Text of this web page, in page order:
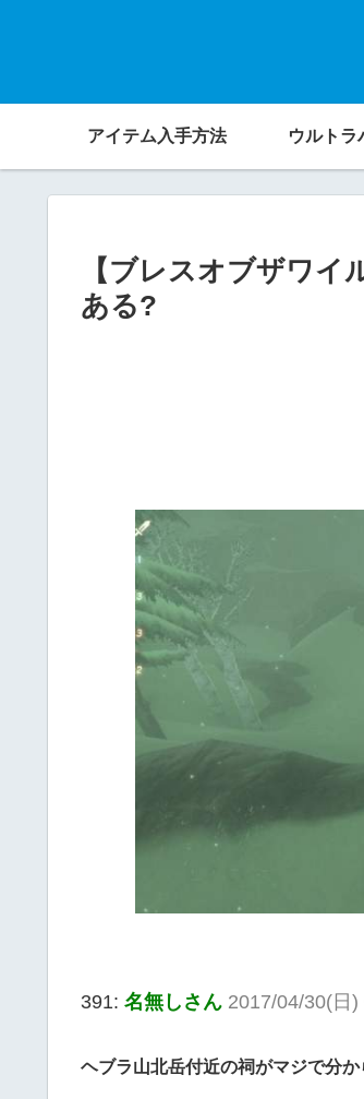
アイテム入手方法 ウルトラ
【ブレスオブザワ
ある?
391: 名無しさん 2017/04/30(日
ヘブラ山北岳付近の祠がマジで分